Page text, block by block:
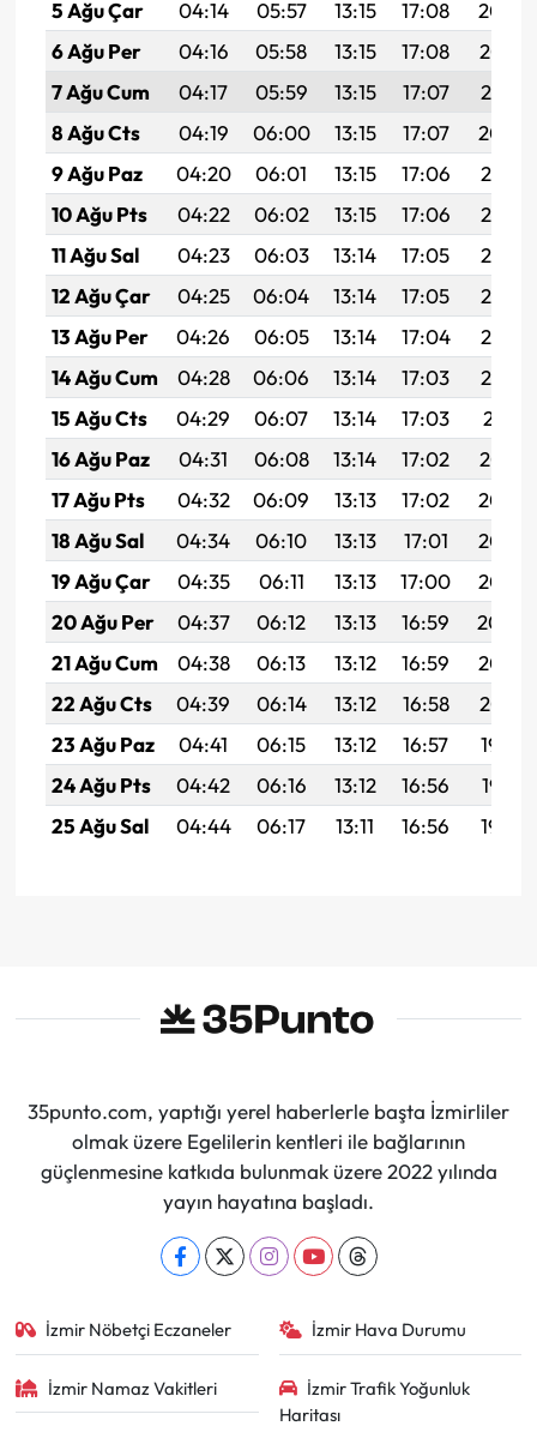
5 Ağu Çar 04:14 05:57 13:15 17:08
20:24
6 Ağu Per
04:16 05:58 13:15 17:08
20:23
7 Ağu Cum
04:17 05:59 13:15 17:07
20:21
8 Ağu Cts
04:19 06:00 13:15 17:07
20:20
9 Ağu Paz
04:20 06:01 13:15 17:06
20:19
10 Ağu Pts
04:22 06:02 13:15 17:06
20:18
11 Ağu Sal
04:23 06:03 13:14 17:05
20:16
12 Ağu Çar
04:25 06:04 13:14 17:05
20:15
13 Ağu Per
04:26 06:05 13:14 17:04
20:14
14 Ağu Cum
04:28 06:06 13:14 17:03
20:12
15 Ağu Cts
04:29 06:07 13:14 17:03
20:11
16 Ağu Paz
04:31 06:08 13:14 17:02
20:10
17 Ağu Pts
04:32 06:09 13:13 17:02
20:08
18 Ağu Sal
04:34 06:10 13:13 17:01
20:07
19 Ağu Çar
04:35 06:11 13:13 17:00
20:05
20 Ağu Per
04:37 06:12 13:13 16:59
20:04
21 Ağu Cum
04:38 06:13 13:12 16:59
20:02
22 Ağu Cts
04:39 06:14 13:12 16:58
20:01
23 Ağu Paz
04:41 06:15 13:12 16:57
19:59
24 Ağu Pts
04:42 06:16 13:12 16:56
19:58
25 Ağu Sal
04:44 06:17 13:11 16:56 19:56
35punto.com, yaptığı yerel haberlerle başta İzmirliler
olmak üzere Egelilerin kentleri ile bağlarının
güçlenmesine katkıda bulunmak üzere 2022 yılında
yayın hayatına başladı.
İzmir Nöbetçi Eczaneler İzmir Hava Durumu
İzmir Namaz Vakitleri
İzmir Trafik Yoğunluk
Haritası